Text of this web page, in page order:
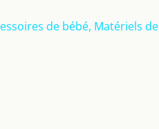
de bébé, Matériels de